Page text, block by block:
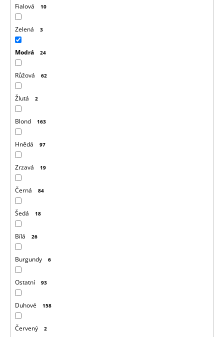
Fialová 10
Zelená 3
Modrá 24
Růžová 62
Žlutá 2
Blond 163
Hnědá 97
Zrzavá 19
Černá 84
Šedá 18
Bílá 26
Burgundy 6
Ostatní 93
Duhové 158
Červený 2